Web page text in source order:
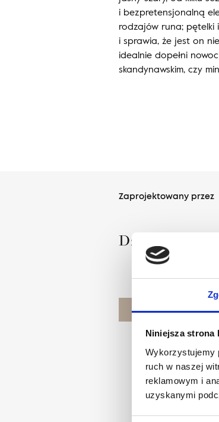
Niniejsza strona
Wykorzystujemy
ruch w naszej
reklamowym i
uzyskanymi
i bezpretensjonalną
rodzajów runa;
i sprawia, że jest on
idealnie dopełni
skandynawskim, czy
Zaprojektowany przez
Dział
POZNAJ